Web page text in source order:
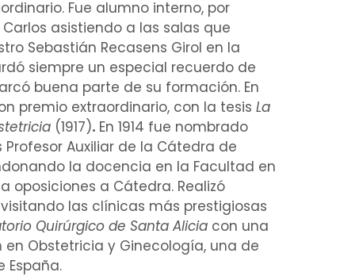
Fue alumno interno, por
Carlos asistiendo a las salas que
Sebastián Recasens Girol en la
siempre un especial recuerdo de
buena parte de su formación. En
premio extraordinario, con la tesis La
(1917). En 1914 fue nombrado
Profesor Auxiliar de la Cátedra de
la docencia en la Facultad en
oposiciones a Cátedra. Realizó
las clínicas más prestigiosas
Quirúrgico de Santa Alicia con una
Obstetricia y Ginecología, una de
España.